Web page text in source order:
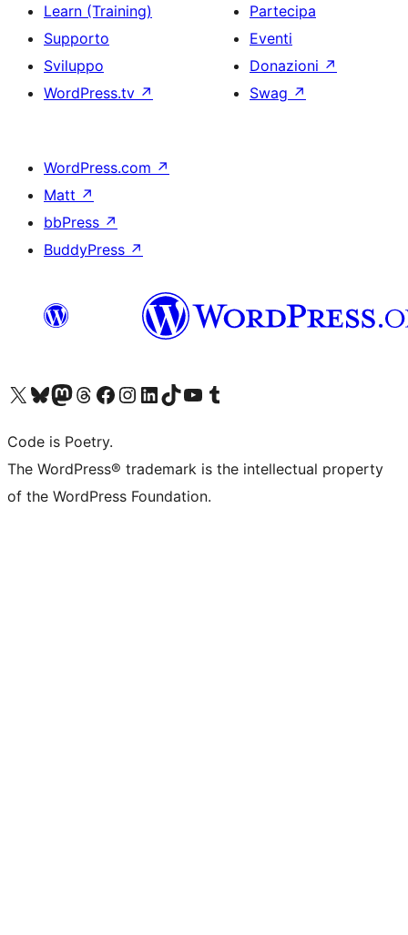
Learn (Training)
Supporto
Sviluppo
WordPress.tv ↗
Partecipa
Eventi
Donazioni ↗
Swag ↗
WordPress.com ↗
Matt ↗
bbPress ↗
BuddyPress ↗
Visita il nostro account X (ex Twitter)
Visita il nostro account Bluesky
Visita il nostro account Mastodon
Visita il nostro account Threads
Visita la nostra pagina Facebook
Visita il nostro account Instagram
Visita il nostro account LinkedIn
Visita il nostro account TikTok
Visita il nostro canale YouTube
Visita il nostro account Tumblr
Code is Poetry.
The WordPress® trademark is the intellectual property
of the WordPress Foundation.